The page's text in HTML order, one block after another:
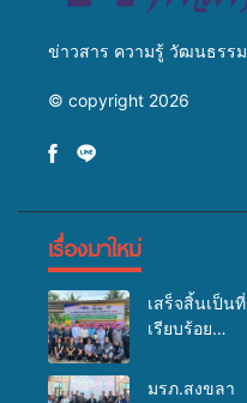
ข่าวสาร ความรู้ วัฒนธรรม
© copyright 2026
เรื่องมาใหม่
เสร็จสิ้นเป็นที่
เรียบร้อย
มรภ.สงขลา